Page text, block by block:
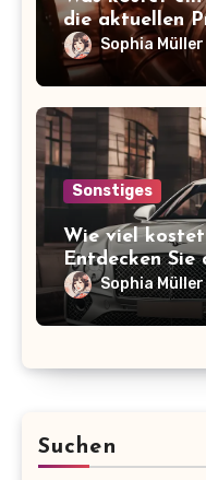
die aktuellen
sollten!Sophia Müller
Sonstiges
Wie viel
Entdecken Sie
Preisspanne
Sophia Müller
Suchen